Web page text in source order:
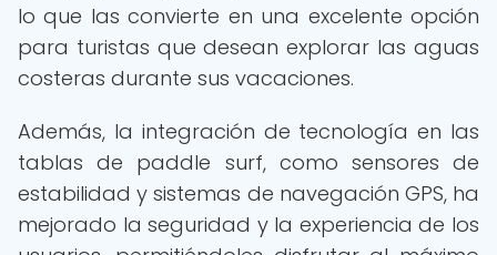
lo que las convierte en una excelente opción
para turistas que desean explorar las aguas
costeras durante sus vacaciones.
Además, la integración de tecnología en las
tablas de paddle surf, como sensores de
estabilidad y sistemas de navegación GPS, ha
mejorado la seguridad y la experiencia de los